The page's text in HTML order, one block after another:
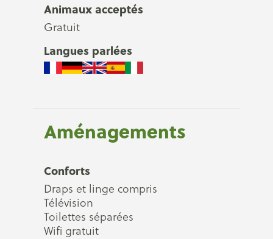
Animaux acceptés
Gratuit
Langues parlées
Aménagements
Conforts
Draps et linge compris
Télévision
Toilettes séparées
Wifi gratuit